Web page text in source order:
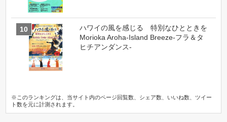
ハワイの風を感じる 特別なひとときを
Morioka Aroha-Island Breeze-フラ＆タ
ヒチアンダンス-
※このランキングは、当サイト内のページ回覧数、シェア数、いいね数、ツイー
ト数を元に計測されます。